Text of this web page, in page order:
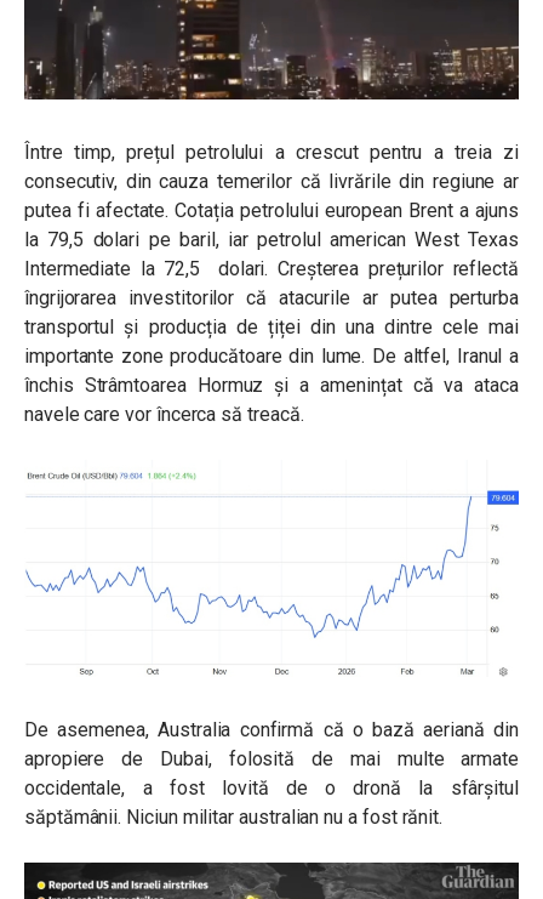
Între timp, prețul petrolului a crescut pentru a treia zi
consecutiv, din cauza temerilor că livrările din regiune ar
putea fi afectate. Cotația petrolului european Brent a ajuns
la 79,5 dolari pe baril, iar petrolul american West Texas
Intermediate la 72,5 dolari. Creșterea prețurilor reflectă
îngrijorarea investitorilor că atacurile ar putea perturba
transportul și producția de țiței din una dintre cele mai
importante zone producătoare din lume. De altfel, Iranul a
închis Strâmtoarea Hormuz și a amenințat că va ataca
navele care vor încerca să treacă.
De asemenea, Australia confirmă că o bază aeriană din
apropiere de Dubai, folosită de mai multe armate
occidentale, a fost lovită de o dronă la sfârșitul
săptămânii. Niciun militar australian nu a fost rănit.